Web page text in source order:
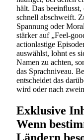
hält. Das
schnell abschweift.
Spannung oder
stärker auf „Feel-
actionlastige
auswählst, lohnt es
Namen zu achten,
das Sprachniveau.
entscheidet das
wird oder nach
Exklusive
Wenn